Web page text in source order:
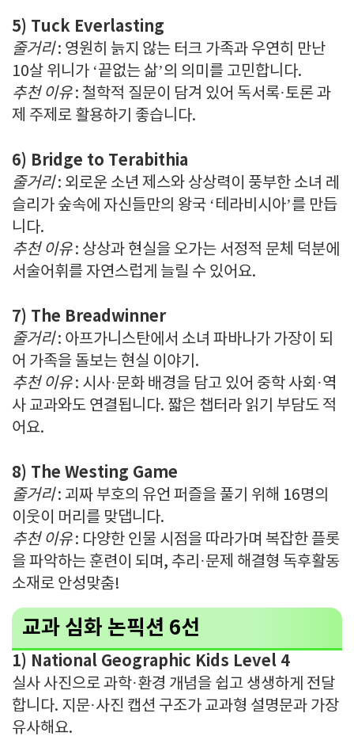
5) Tuck Everlasting
줄거리: 영원히 늙지 않는 터크 가족과 우연히 만난
10살 위니가 ‘끝없는 삶’의 의미를 고민합니다.
추천 이유: 철학적 질문이 담겨 있어 독서록·토론 과
제 주제로 활용하기 좋습니다.
6) Bridge to Terabithia
줄거리: 외로운 소년 제스와 상상력이 풍부한 소녀 레
슬리가 숲속에 자신들만의 왕국 ‘테라비시아’를 만듭
니다.
추천 이유: 상상과 현실을 오가는 서정적 문체 덕분에
서술어휘를 자연스럽게 늘릴 수 있어요.
7) The Breadwinner
줄거리: 아프가니스탄에서 소녀 파바나가 가장이 되
어 가족을 돌보는 현실 이야기.
추천 이유: 시사·문화 배경을 담고 있어 중학 사회·역
사 교과와도 연결됩니다. 짧은 챕터라 읽기 부담도 적
어요.
8) The Westing Game
줄거리: 괴짜 부호의 유언 퍼즐을 풀기 위해 16명의
이웃이 머리를 맞댑니다.
추천 이유: 다양한 인물 시점을 따라가며 복잡한 플롯
을 파악하는 훈련이 되며, 추리·문제 해결형 독후활동
소재로 안성맞춤!
교과 심화 논픽션 6선
1) National Geographic Kids Level 4
실사 사진으로 과학·환경 개념을 쉽고 생생하게 전달
합니다. 지문·사진 캡션 구조가 교과형 설명문과 가장
유사해요.